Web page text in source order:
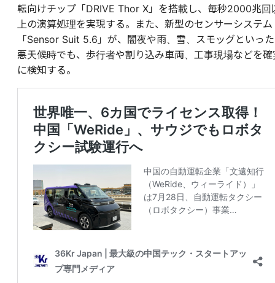
転向けチップ「DRIVE Thor X」を搭載し、毎秒2000兆回
上の演算処理を実現する。また、新型のセンサーシステム
「Sensor Suit 5.6」が、闇夜や雨、雪、スモッグといった
悪天候時でも、歩行者や割り込み車両、工事現場などを確
に検知する。